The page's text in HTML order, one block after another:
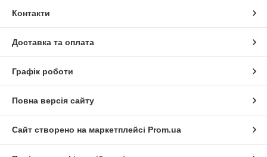
Контакти
Доставка та оплата
Графік роботи
Повна версія сайту
Сайт створено на маркетплейсі Prom.ua